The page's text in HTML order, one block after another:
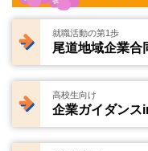
就職活動の第1歩
尾道地域企業合
高校生向け
企業ガイダンス